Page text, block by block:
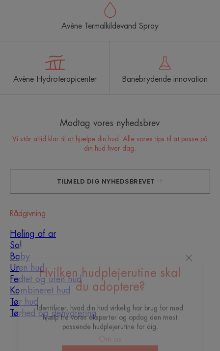
Hvilken hudplejerutine skal
Identificer, hvad din hud virkelig har brug for med
hjælp fra vores eksperter og opdag den mest
passende hudplejerutine for dig.
Avène Termalkildevand Spray
Avène Hydroterapicenter Banebrydende innovation
Modtag vores nyhedsbrev
Vi står altid klar til at hjælpe din hud. Alle vores tips til at passe på
din hud hver dag.
TILMELD DIG NYHEDSBREVET
Rådgivning
Heling af ar
Sol
Baby
Uren hud
Fedtet og uren hud
Kombineret hud
Tør hud
Tørhed og dehydrering
Om os